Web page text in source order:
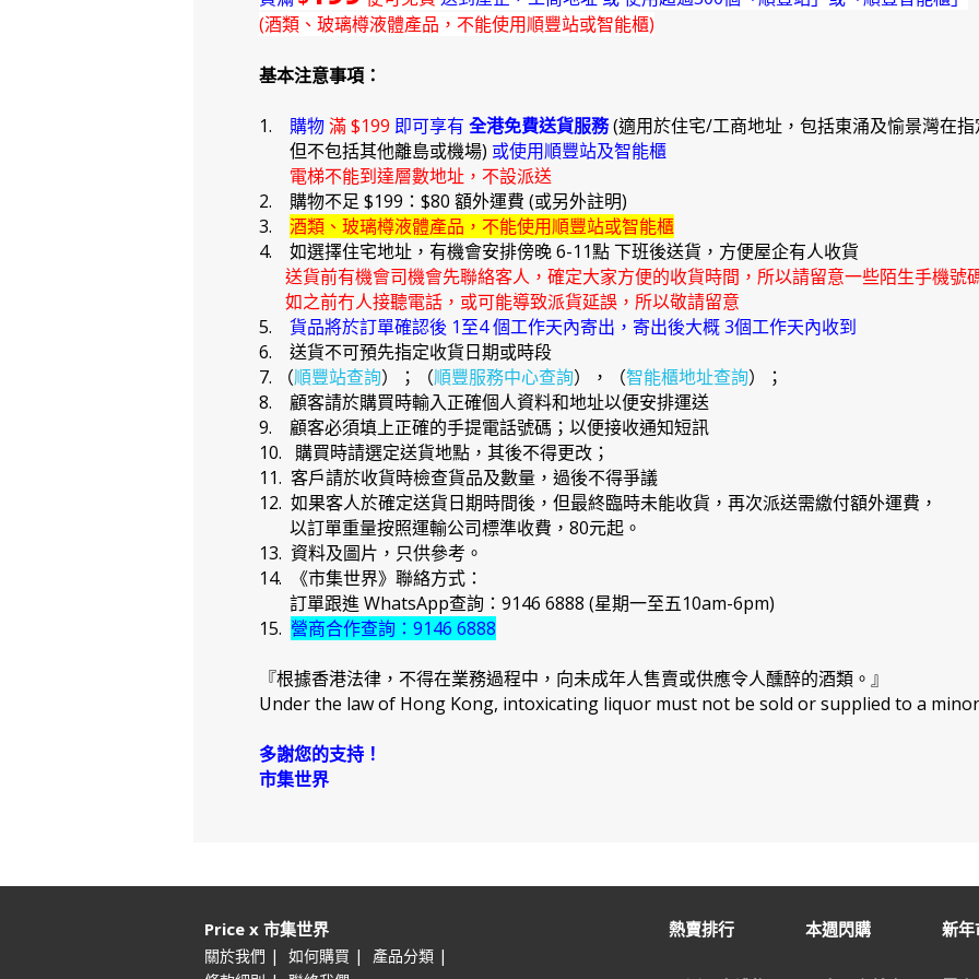
(酒類、玻璃樽液體產品，不能使用順豐站或智能櫃)
基本注意事項：
1. 購物滿 $199 即可享有 全港免費送貨服務(適用於住宅/工商地址，包括東涌及愉景灣在指
但不包括其他離島或機場) 或使用順豐站及智能櫃
電梯不能到達層數地址，不設派送
2. 購物不足 $199：$80 額外運費 (或另外註明)
3. 酒類、玻璃樽液體產品，不能使用順豐站或智能櫃
4. 如選擇住宅地址，有機會安排傍晚 6-11點 下班後送貨，方便屋企有人收貨
送貨前有機會司機會先聯絡客人，確定大家方便的收貨時間，所以請留意一些陌生手機號
如之前冇人接聽電話，或可能導致派貨延誤，所以敬請留意
5. 貨品將於訂單確認後 1至4 個工作天內寄出，寄出後大概 3個工作天內收到
6. 送貨不可預先指定收貨日期或時段
7. （順豐站查詢）；（順豐服務中心查詢），（智能櫃地址查詢）；
8. 顧客請於購買時輸入正確個人資料和地址以便安排運送
9. 顧客必須填上正確的手提電話號碼；以便接收通知短訊
10. 購買時請選定送貨地點，其後不得更改；
11. 客戶請於收貨時檢查貨品及數量，過後不得爭議
12. 如果客人於確定送貨日期時間後，但最終臨時未能收貨，再次派送需繳付額外運費，
以訂單重量按照運輸公司標準收費，80元起。
13. 資料及圖片，只供參考。
14. 《市集世界》聯絡方式：
訂單跟進 WhatsApp查詢：9146 6888 (星期一至五10am-6pm)
15. 營商合作查詢：9146 6888
『根據香港法律，不得在業務過程中，向未成年人售賣或供應令人醺醉的酒類。』
Under the law of Hong Kong, intoxicating liquor must not be sold or supplied to a
多謝您的支持！
市集世界
Price x 市集世界
關於我們 | 如何購買 | 產品分類 |
熱賣排行 本週閃購 新年